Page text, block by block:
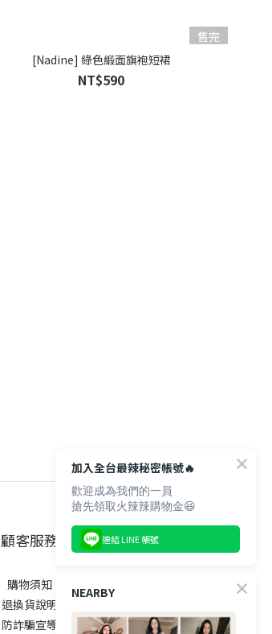
售完
[Nadine] 綠色緞面旗袍短裙
NT$590
顧客服務
購物須知
退換貨說明
防詐騙宣導
加入全台最辣秘密帳號🔥
歡迎成為我們的一員
搶先領取火辣辣購物金😆
連結 LINE 帳號
NEARBY